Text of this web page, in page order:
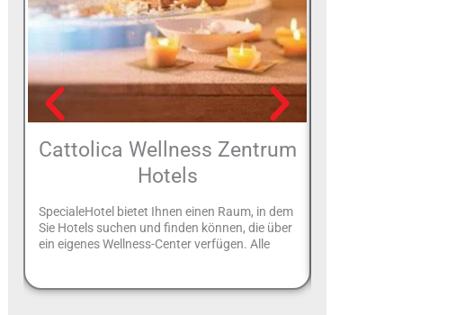
Cattolica Wellness Zentrum
Hotels
SpecialeHotel bietet Ihnen einen Raum, in dem
Sie Hotels suchen und finden können, die über
ein eigenes Wellness-Center verfügen. Alle